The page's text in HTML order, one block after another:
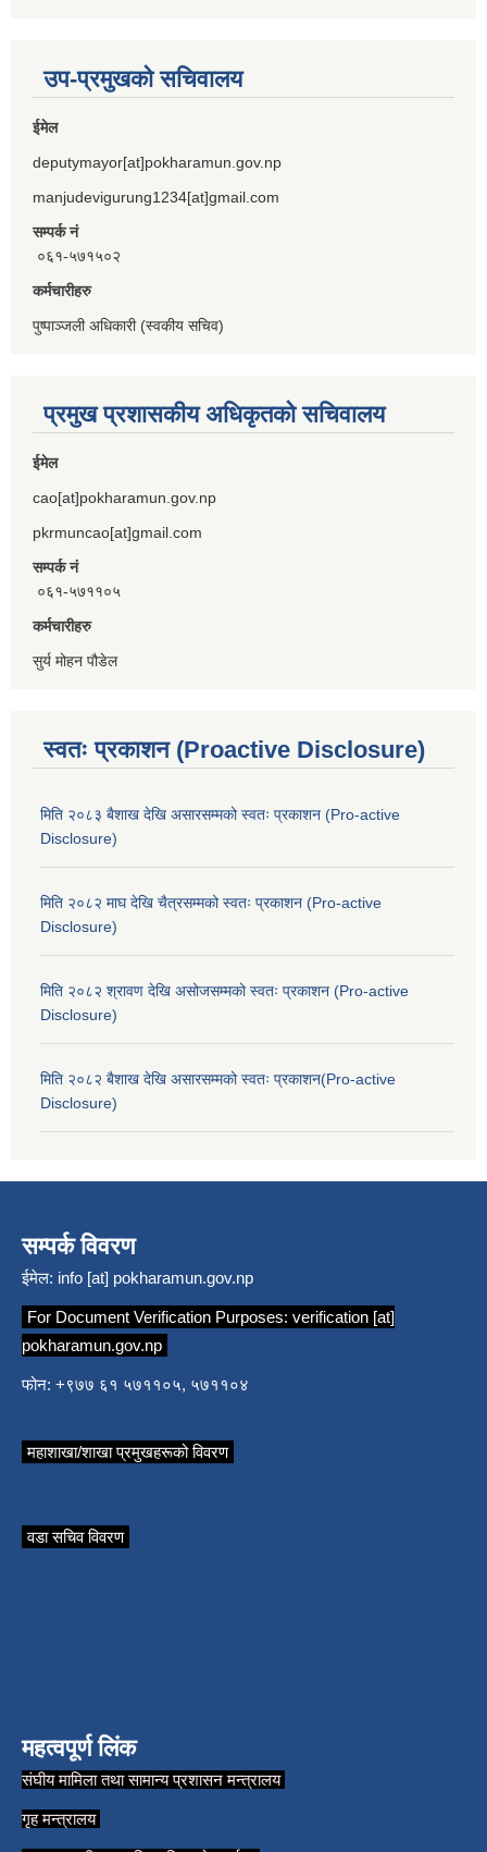
उप-प्रमुखको सचिवालय
ईमेल
deputymayor[at]pokharamun.gov.np
manjudevigurung1234[at]gmail.com
सम्पर्क नं
०६१-५७१५०२
कर्मचारीहरु
पुष्पाञ्जली अधिकारी (स्वकीय सचिव)
प्रमुख प्रशासकीय अधिकृतको सचिवालय
ईमेल
cao[at]pokharamun.gov.np
pkrmuncao[at]gmail.com
सम्पर्क नं
०६१-५७११०५
कर्मचारीहरु
सुर्य मोहन पौडेल
स्वतः प्रकाशन (Proactive Disclosure)
मिति २०८३ बैशाख देखि असारसम्मको स्वतः प्रकाशन (Pro-active
Disclosure)
मिति २०८२ माघ देखि चैत्रसम्मको स्वतः प्रकाशन (Pro-active
Disclosure)
मिति २०८२ श्रावण देखि असोजसम्मको स्वतः प्रकाशन (Pro-active
Disclosure)
मिति २०८२ बैशाख देखि असारसम्मको स्वतः प्रकाशन(Pro-active
Disclosure)
सम्पर्क विवरण
ईमेल: info [at] pokharamun.gov.np
For Document Verification Purposes: verification [at]
pokharamun.gov.np
फोन: +९७७ ६१ ५७११०५, ५७११०४
महाशाखा/शाखा प्रमुखहरूको विवरण
वडा सचिव विवरण
महत्वपूर्ण लिंक
संघीय मामिला तथा सामान्य प्रशासन मन्त्रालय
गृह मन्त्रालय